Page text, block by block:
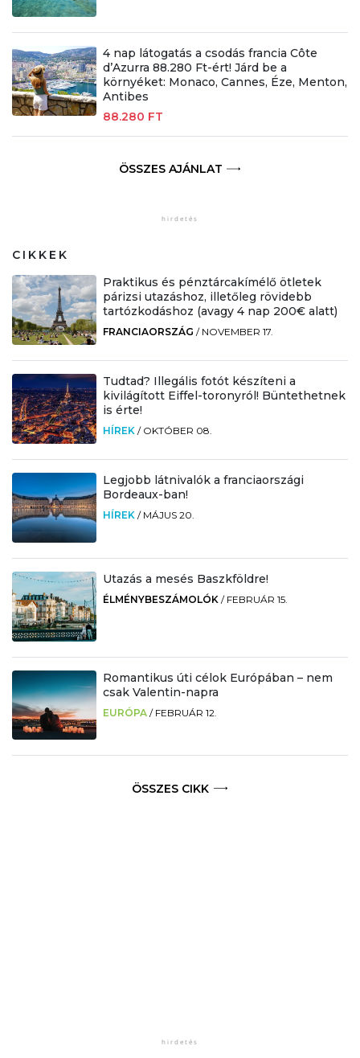
4 nap látogatás a csodás francia Côte
d’Azurra 88.280 Ft-ért! Járd be a
környéket: Monaco, Cannes, Éze, Menton,
Antibes
88.280 FT
ÖSSZES AJÁNLAT
CIKKEK
Praktikus és pénztárcakímélő ötletek
párizsi utazáshoz, illetőleg rövidebb
tartózkodáshoz (avagy 4 nap 200€ alatt)
FRANCIAORSZÁG / NOVEMBER 17.
Tudtad? Illegális fotót készíteni a
kivilágított Eiffel-toronyról! Büntethetnek
is érte!
HÍREK / OKTÓBER 08.
Legjobb látnivalók a franciaországi
Bordeaux-ban!
HÍREK / MÁJUS 20.
Utazás a mesés Baszkföldre!
ÉLMÉNYBESZÁMOLÓK / FEBRUÁR 15.
Romantikus úti célok Európában – nem
csak Valentin-napra
EURÓPA / FEBRUÁR 12.
ÖSSZES CIKK